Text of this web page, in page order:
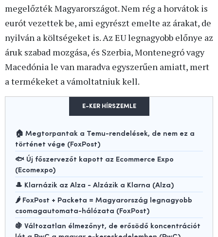
megelőzték Magyarországot. Nem rég a horvátok is
eurót vezettek be, ami egyrészt emelte az árakat, de
nyilván a költségeket is. Az EU legnagyobb előnye az
áruk szabad mozgása, és Szerbia, Montenegró vagy
Macedónia le van maradva egyszerűen amiatt, mert
a termékeket a vámoltatniuk kell.
E-KER HÍRSZEMLE
🏠 Megtorpantak a Temu-rendelések, de nem ez a
történet vége (FoxPost)
🐟 Új főszervezőt kapott az Ecommerce Expo
(Ecomexpo)
🎩 Klarnázik az Alza - Alzázik a Klarna (Alza)
🌶️ FoxPost + Packeta = Magyarország legnagyobb
csomagautomata-hálózata (FoxPost)
🍇 Változatlan élmezőnyt, de erősödő koncentrációt